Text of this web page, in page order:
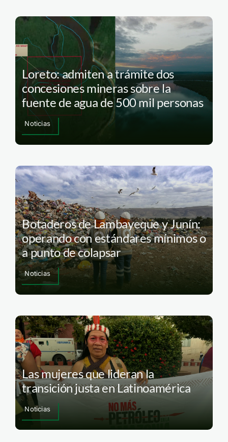
Loreto: admiten a trámite dos
concesiones mineras sobre la
fuente de agua de 500 mil personas
Noticias
Botaderos de Lambayeque y Junín:
operando con estándares mínimos o
a punto de colapsar
Noticias
Las mujeres que lideran la
transición justa en Latinoamérica
Noticias